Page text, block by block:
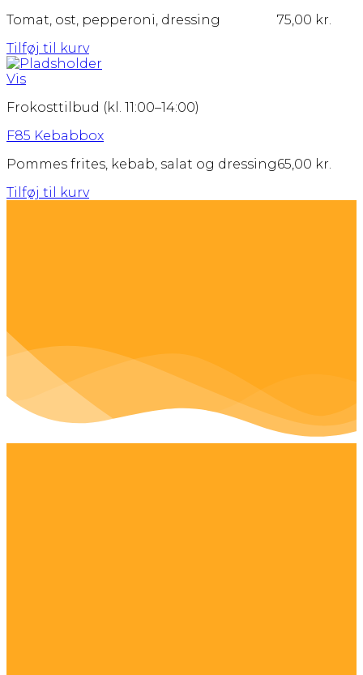
75,00 kr.
Tomat, ost, pepperoni, dressing
Tilføj til kurv
Vis
Frokosttilbud (kl. 11:00–14:00)
F85 Kebabbox
65,00 kr.
Pommes frites, kebab, salat og dressing
Tilføj til kurv